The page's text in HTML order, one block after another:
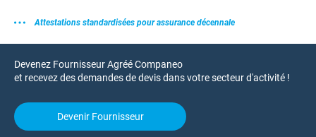
Attestations standardisées pour assurance décennale
Devenez Fournisseur Agréé Companeo
et recevez des demandes de devis dans votre secteur d'activité !
Devenir Fournisseur